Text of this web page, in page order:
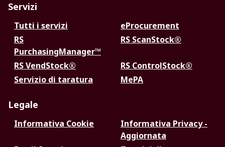
Servizi
Tutti i servizi
eProcurement
RS
PurchasingManager™
RS ScanStock®
RS VendStock®
RS ControlStock®
Servizio di taratura
MePA
Legale
Informativa Cookie
Informativa Privacy -
Aggiornata